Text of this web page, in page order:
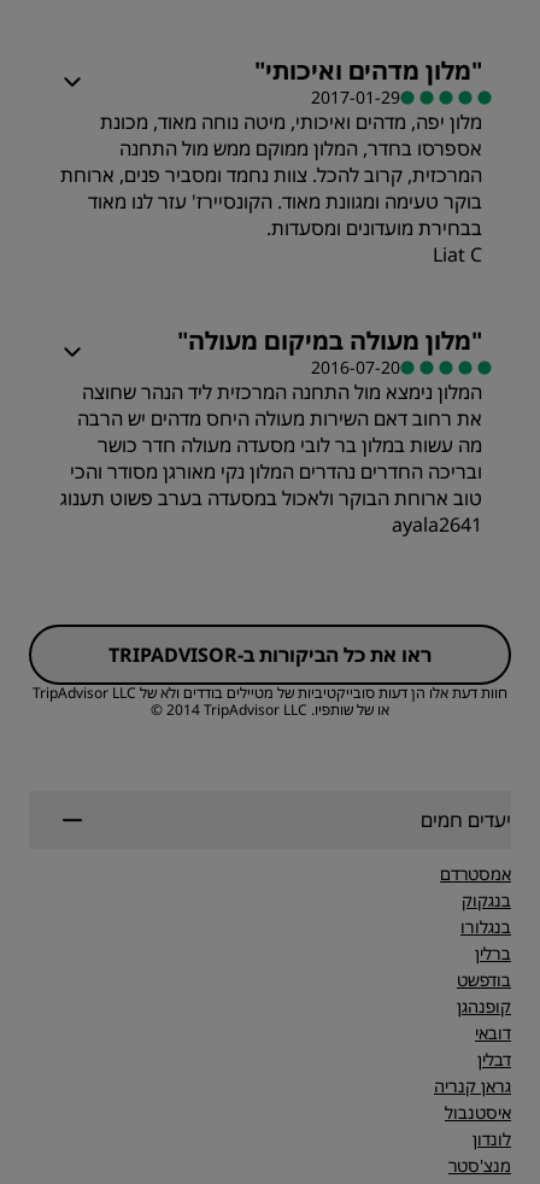
שירות
תמורה
שירות
"מלון מדהים ואיכותי"
2017-01-29
מלון יפה, מדהים ואיכותי, מיטה נוחה מאוד, מכונת
אספרסו בחדר, המלון ממוקם ממש מול התחנה
המרכזית, קרוב להכל. צוות נחמד ומסביר פנים, ארוחת
בוקר טעימה ומגוונת מאוד. הקונסיירז' עזר לנו מאוד
בבחירת מועדונים ומסעדות.
Liat C
איכות השינה
שירות
"מלון מעולה במיקום מעולה"
2016-07-20
המלון נימצא מול התחנה המרכזית ליד הנהר שחוצה
את רחוב דאם השירות מעולה היחס מדהים יש הרבה
מה עשות במלון בר לובי מסעדה מעולה חדר כושר
ובריכה החדרים נהדרים המלון נקי מאורגן מסודר והכי
טוב ארוחת הבוקר ולאכול במסעדה בערב פשוט תענוג
ayala2641
איכות השינה
ראו את כל הביקורות ב-TRIPADVISOR
חוות דעת אלו הן דעות סובייקטיביות של מטיילים בודדים ולא של TripAdvisor LLC
או של שותפיו. TripAdvisor LLC‏ ‏2014 ©
יעדים חמים
אמסטרדם
בנגקוק
בנגלורו
ברלין
בודפשט
קופנהגן
דובאי
דבלין
גראן קנריה
איסטנבול
לונדון
מנצ'סטר